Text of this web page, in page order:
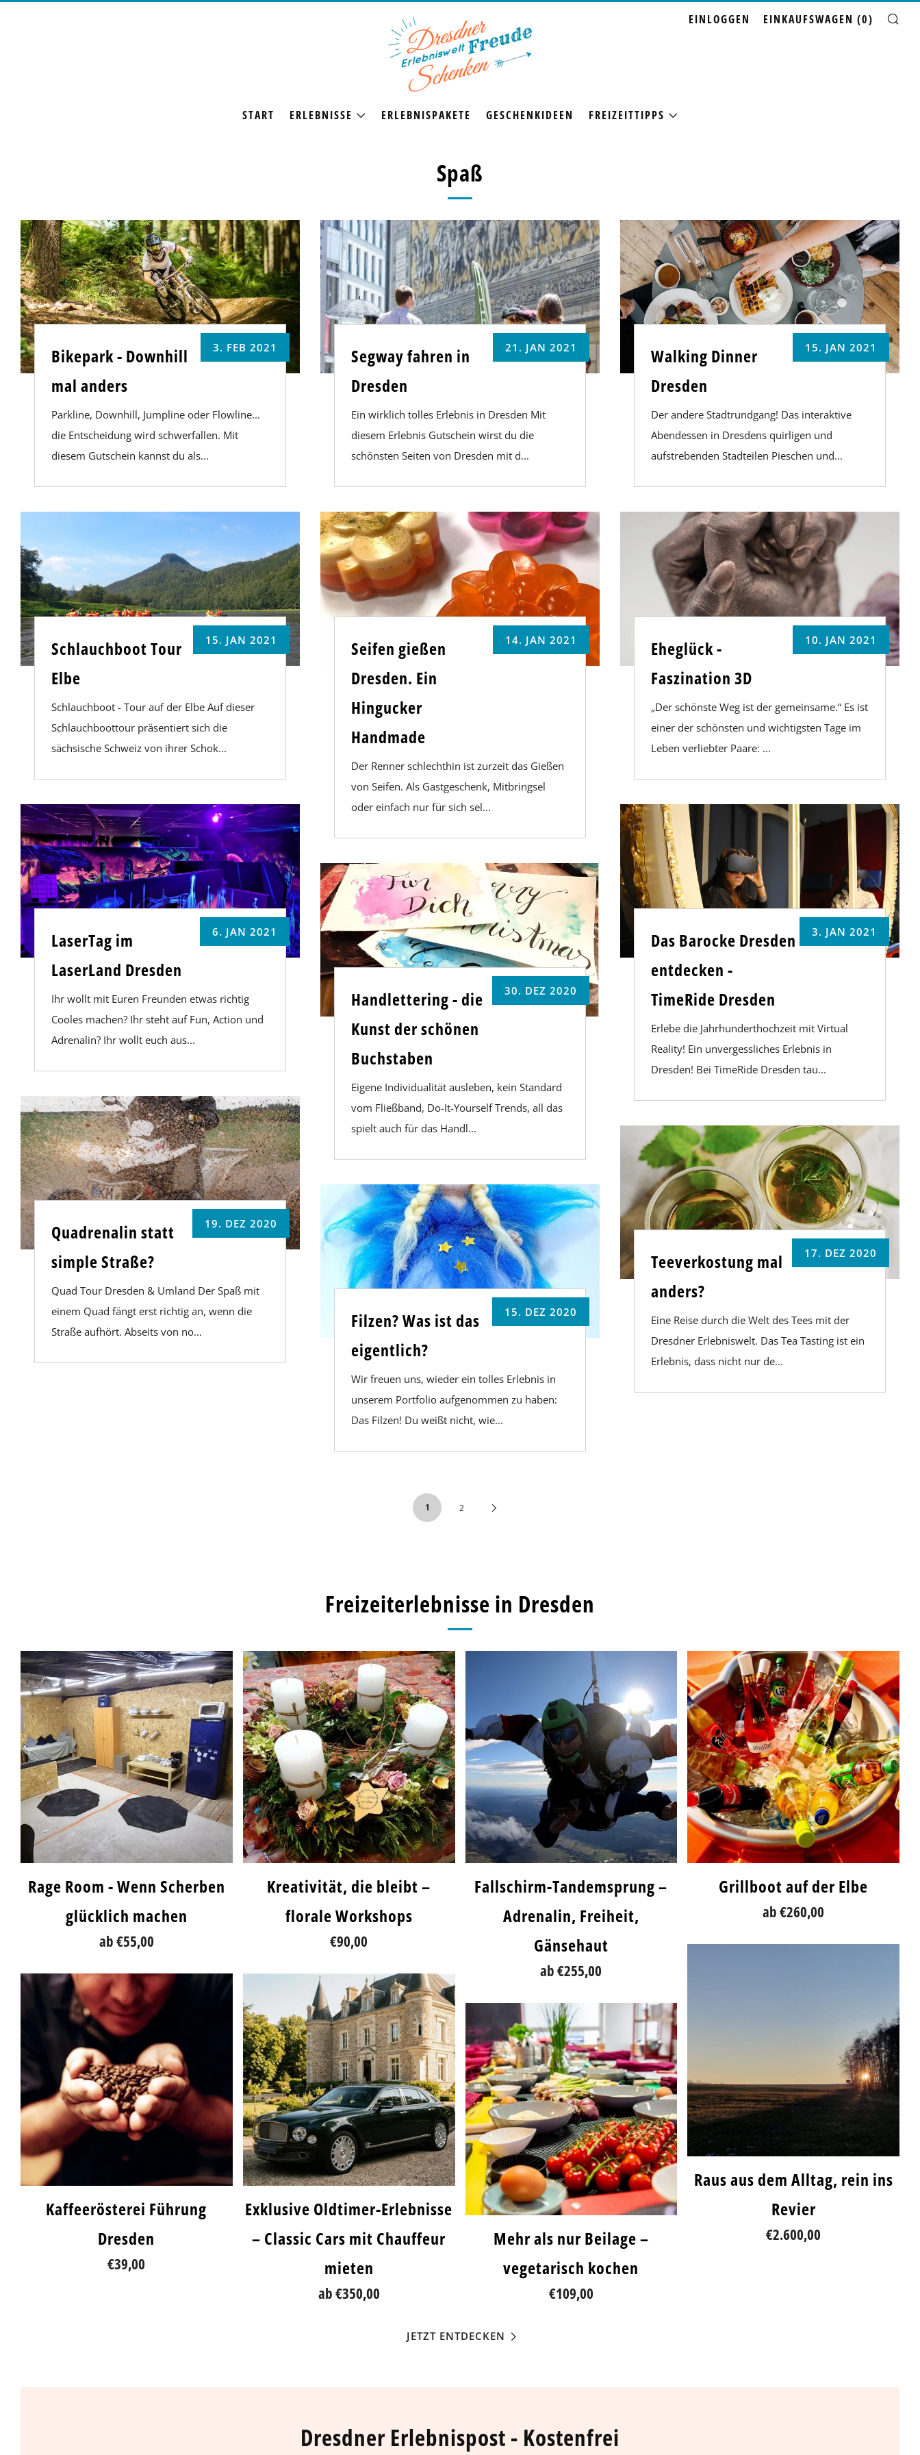
START ERLEBNISSE ERLEBNISPAKETE GESCHENKIDEEN FREIZEITTIPPS
EINLOGGEN EINKAUFSWAGEN (0)
Spaß
3. FEB 2021
Bikepark - Downhill
mal anders
Parkline, Downhill, Jumpline oder Flowline...
die Entscheidung wird schwerfallen. Mit
diesem Gutschein kannst du als...
21. JAN 2021
Segway fahren in
Dresden
Ein wirklich tolles Erlebnis in Dresden Mit
diesem Erlebnis Gutschein wirst du die
schönsten Seiten von Dresden mit d...
15. JAN 2021
Walking Dinner
Dresden
Der andere Stadtrundgang! Das interaktive
Abendessen in Dresdens quirligen und
aufstrebenden Stadteilen Pieschen und...
15. JAN 2021
Schlauchboot Tour
Elbe
Schlauchboot - Tour auf der Elbe Auf dieser
Schlauchboottour präsentiert sich die
sächsische Schweiz von ihrer Schok...
14. JAN 2021
Seifen gießen
Dresden. Ein
Hingucker
Handmade
Der Renner schlechthin ist zurzeit das Gießen
von Seifen. Als Gastgeschenk, Mitbringsel
oder einfach nur für sich sel...
10. JAN 2021
Eheglück -
Faszination 3D
„Der schönste Weg ist der gemeinsame.“ Es ist
einer der schönsten und wichtigsten Tage im
Leben verliebter Paare: ...
6. JAN 2021
LaserTag im
LaserLand Dresden
Ihr wollt mit Euren Freunden etwas richtig
Cooles machen? Ihr steht auf Fun, Action und
Adrenalin? Ihr wollt euch aus...
3. JAN 2021
Das Barocke Dresden
entdecken -
TimeRide Dresden
Erlebe die Jahrhunderthochzeit mit Virtual
Reality! Ein unvergessliches Erlebnis in
Dresden! Bei TimeRide Dresden tau...
30. DEZ 2020
Handlettering - die
Kunst der schönen
Buchstaben
Eigene Individualität ausleben, kein Standard
vom Fließband, Do-It-Yourself Trends, all das
spielt auch für das Handl...
19. DEZ 2020
Quadrenalin statt
simple Straße?
Quad Tour Dresden & Umland Der Spaß mit
einem Quad fängt erst richtig an, wenn die
Straße aufhört. Abseits von no...
17. DEZ 2020
Teeverkostung mal
anders?
Eine Reise durch die Welt des Tees mit der
Dresdner Erlebniswelt. Das Tea Tasting ist ein
Erlebnis, dass nicht nur de...
15. DEZ 2020
Filzen? Was ist das
eigentlich?
Wir freuen uns, wieder ein tolles Erlebnis in
unserem Portfolio aufgenommen zu haben:
Das Filzen! Du weißt nicht, wie...
1 2
Freizeiterlebnisse in Dresden
Rage Room - Wenn Scherben
glücklich machen
ab€55,00
Kreativität, die bleibt –
florale Workshops
€90,00
Fallschirm-Tandemsprung –
Adrenalin, Freiheit,
Gänsehaut
ab€255,00
Grillboot auf der Elbe
ab€260,00
Raus aus dem Alltag, rein ins
Revier
€2.600,00
Kaffeerösterei Führung
Dresden
€39,00
Exklusive Oldtimer-Erlebnisse
– Classic Cars mit Chauffeur
mieten
ab€350,00
Mehr als nur Beilage –
vegetarisch kochen
€109,00
JETZT ENTDECKEN
Dresdner Erlebnispost - Kostenfrei